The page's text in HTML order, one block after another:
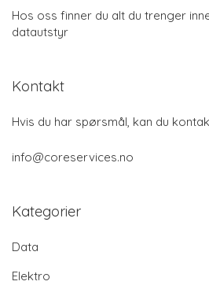
Hos oss finner du alt du trenger
datautstyr
Kontakt
Hvis du har spørsmål, kan du
info@coreservices.no
Kategorier
Data
Elektro